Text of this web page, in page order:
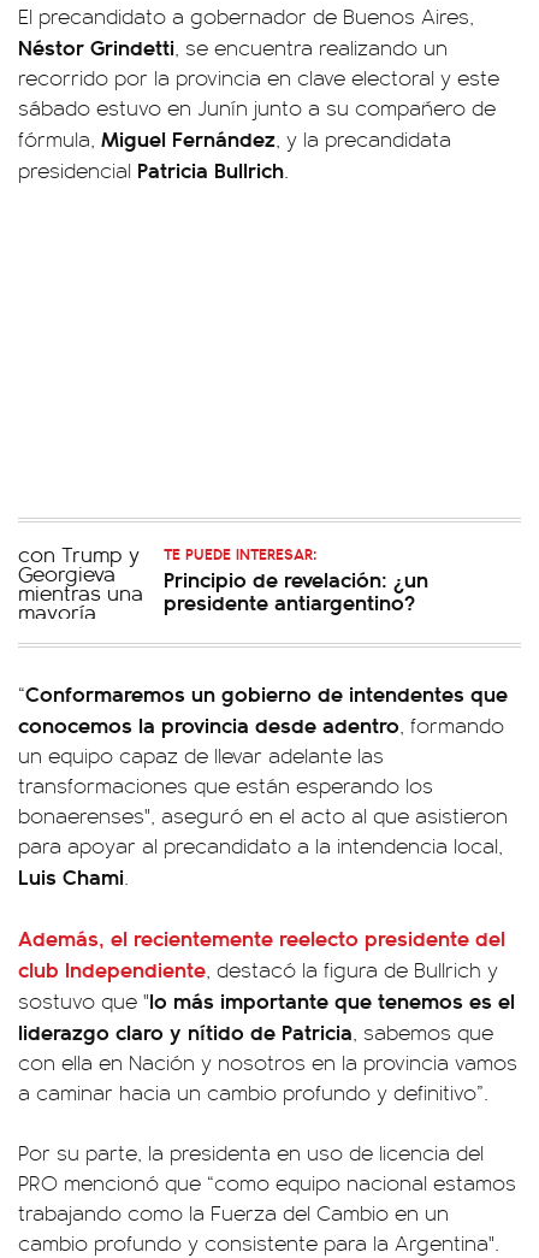
El precandidato a gobernador de Buenos Aires,
Néstor Grindetti, se encuentra realizando un
recorrido por la provincia en clave electoral y este
sábado estuvo en Junín junto a su compañero de
fórmula, Miguel Fernández, y la precandidata
presidencial Patricia Bullrich.
TE PUEDE INTERESAR:
Principio de revelación: ¿un
presidente antiargentino?
“Conformaremos un gobierno de intendentes que
conocemos la provincia desde adentro, formando
un equipo capaz de llevar adelante las
transformaciones que están esperando los
bonaerenses", aseguró en el acto al que asistieron
para apoyar al precandidato a la intendencia local,
Luis Chami.
Además, el recientemente reelecto presidente del
club Independiente, destacó la figura de Bullrich y
sostuvo que "lo más importante que tenemos es el
liderazgo claro y nítido de Patricia, sabemos que
con ella en Nación y nosotros en la provincia vamos
a caminar hacia un cambio profundo y definitivo”.
Por su parte, la presidenta en uso de licencia del
PRO mencionó que “como equipo nacional estamos
trabajando como la Fuerza del Cambio en un
cambio profundo y consistente para la Argentina".